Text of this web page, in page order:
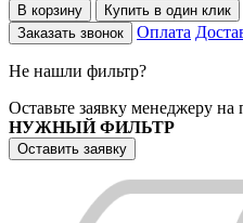
В корзину
Купить в один клик
Заказать звонок
Оплата
Не нашли фильтр?
Оставьте заявку менеджеру на
НУЖНЫЙ ФИЛЬТР
Оставить заявку